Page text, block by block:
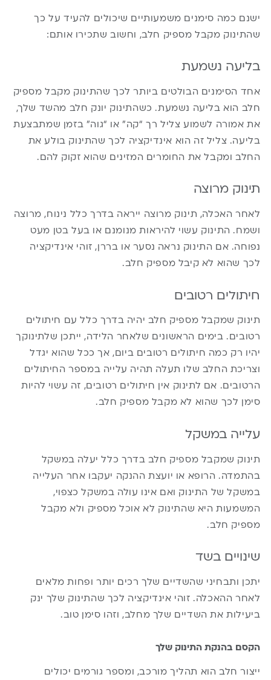
ישנם כמה סימנים משמעותיים שיכולים להעיד על כך
שהתינוק מקבל מספיק חלב, וחשוב שתכירו אותם:
בליעה נשמעת
אחד הסימנים הבולטים ביותר לכך שהתינוק מקבל מספיק
חלב הוא בליעה נשמעת. כשהתינוק יונק חלב מהשד שלך,
את אמורה לשמוע צליל רך “קה” או “גוה” בזמן שמתבצעת
בליעה. צליל זה הוא אינדיקציה לכך שהתינוק בולע את
החלב ומקבל את החומרים המזינים שהוא זקוק להם.
תינוק מרוצה
לאחר האכלה, תינוק מרוצה ייראה בדרך כלל נינוח, מרוצה
ושמח. התינוק עשוי להיראות מנומנם או בעל בטן מעט
נפוחה. אם התינוק נראה נסער או בררן, זוהי אינדיקציה
לכך שהוא לא קיבל מספיק חלב.
חיתולים רטובים
תינוק שמקבל מספיק חלב יהיה בדרך כלל עם חיתולים
רטובים. בימים הראשונים שלאחר הלידה, ייתכן שלתינוקך
יהיו רק כמה חיתולים רטובים ביום, אך ככל שהוא יגדל
וצריכת החלב שלו תעלה תהיה עלייה במספר החיתולים
הרטובים. אם לתינוק אין חיתולים רטובים, זה עשוי להיות
סימן לכך שהוא לא מקבל מספיק חלב.
עלייה במשקל
תינוק שמקבל מספיק חלב בדרך כלל יעלה במשקל
בהתמדה. הרופא או יועצת ההנקה יעקבו אחר העלייה
במשקל של התינוק ואם אינו עולה במשקל כצפוי,
המשמעות היא שהתינוק לא אוכל מספיק ולא מקבל
מספיק חלב.
שינויים בשד
יתכן ותבחיני שהשדיים שלך רכים יותר ופחות מלאים
לאחר ההאכלה. זוהי אינדיקציה לכך שהתינוק שלך ינק
ביעילות את השדיים שלך מחלב, וזהו סימן טוב.
הקסם בהנקת התינוק שלך
ייצור חלב הוא תהליך מורכב, ומספר גורמים יכולים